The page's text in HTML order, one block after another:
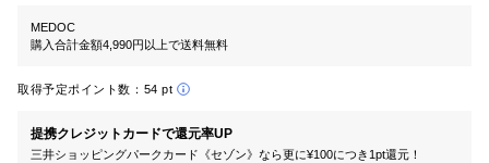
MEDOC
購入合計金額4,990円以上で送料無料
取得予定ポイント数： 54 pt
提携クレジットカードで還元率UP
三井ショッピングパークカード《セゾン》なら更に¥100につき1pt還元！